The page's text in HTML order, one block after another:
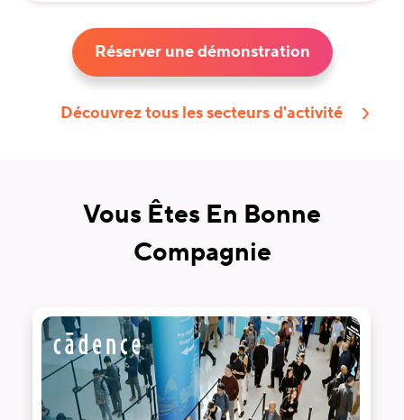
Réserver une démonstration
Découvrez tous les secteurs d'activité
Vous Êtes En Bonne
Compagnie